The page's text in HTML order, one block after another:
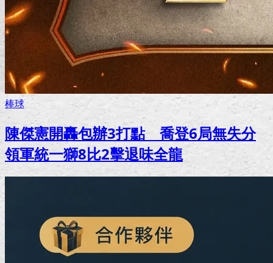
棒球
陳傑憲開轟包辦3打點 喬登6局無失分
領軍統一獅8比2擊退味全龍